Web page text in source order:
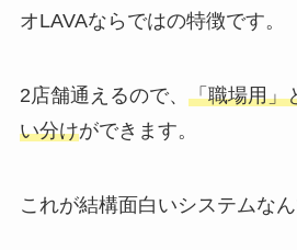
オLAVAならではの特徴です。
2店舗通えるので、 「職場用」
い分けができます。
これが結構面白いシステムなん